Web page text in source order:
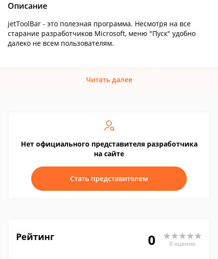
Описание
jetToolBar - это полезная программа. Несмотря на все
старание разработчиков Microsoft, меню "Пуск" удобно
далеко не всем пользователям.
Читать далее
Нет официального представителя разработчика
на сайте
Стать представителем
Рейтинг 0 0 оценок